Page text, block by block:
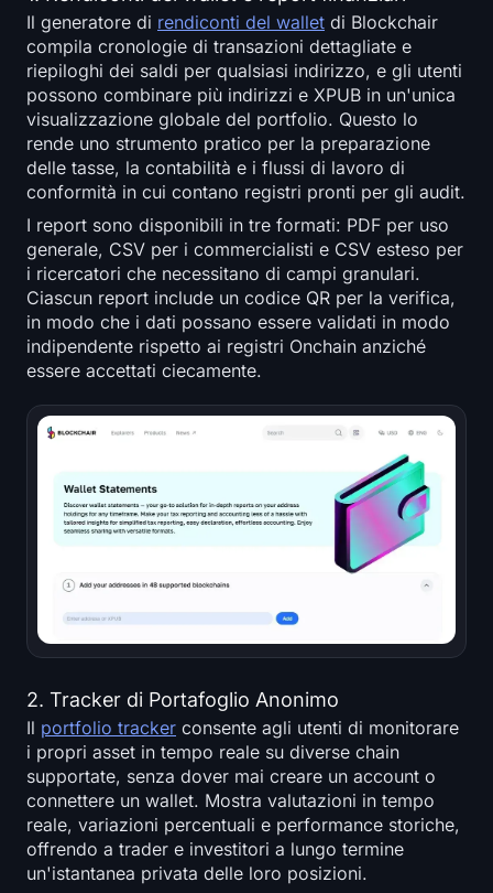
Il generatore di rendiconti del wallet di Blockchair
compila cronologie di transazioni dettagliate e
riepiloghi dei saldi per qualsiasi indirizzo, e gli utenti
possono combinare più indirizzi e XPUB in un'unica
visualizzazione globale del portfolio. Questo lo
rende uno strumento pratico per la preparazione
delle tasse, la contabilità e i flussi di lavoro di
conformità in cui contano registri pronti per gli audit.
I report sono disponibili in tre formati: PDF per uso
generale, CSV per i commercialisti e CSV esteso per
i ricercatori che necessitano di campi granulari.
Ciascun report include un codice QR per la verifica,
in modo che i dati possano essere validati in modo
indipendente rispetto ai registri Onchain anziché
essere accettati ciecamente.
2. Tracker di Portafoglio Anonimo
Il portfolio tracker consente agli utenti di monitorare
i propri asset in tempo reale su diverse chain
supportate, senza dover mai creare un account o
connettere un wallet. Mostra valutazioni in tempo
reale, variazioni percentuali e performance storiche,
offrendo a trader e investitori a lungo termine
un'istantanea privata delle loro posizioni.